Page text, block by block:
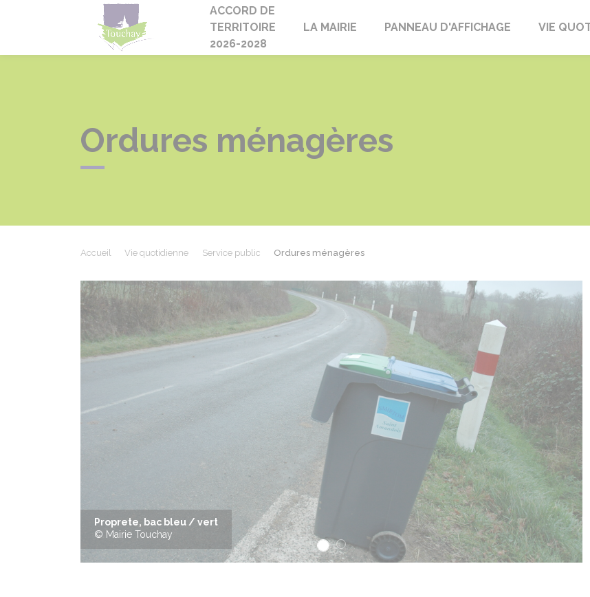
Touchay
ACCORD DE
TERRITOIRE
2026-2028
LA MAIRIE PANNEAU D'AFFICHAGE VIE
Ordures ménagères
Accueil Vie quotidienne Service public Ordures ménagères
Proprete, bac bleu / vert
© Mairie Touchay
Précédent